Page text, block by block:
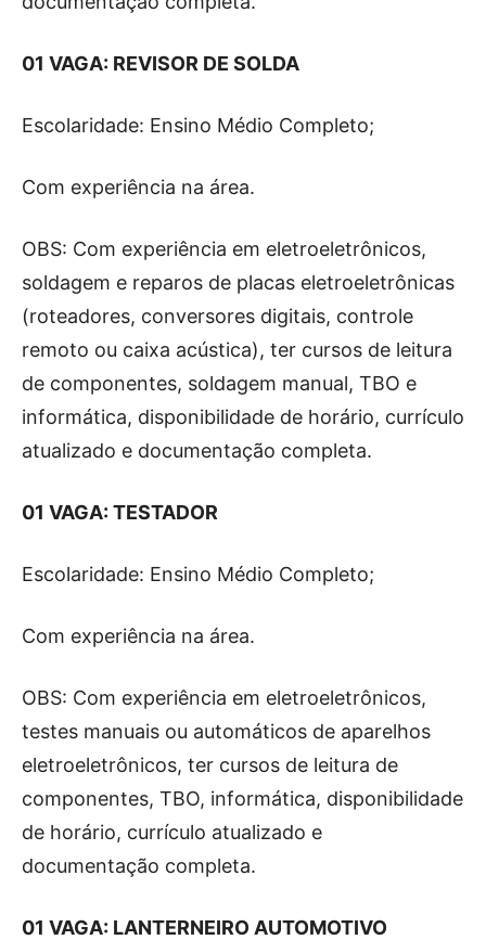
01 VAGA: REVISOR DE SOLDA
Escolaridade: Ensino Médio Completo;
Com experiência na área.
OBS: Com experiência em eletroeletrônicos,
soldagem e reparos de placas eletroeletrônicas
(roteadores, conversores digitais, controle
remoto ou caixa acústica), ter cursos de leitura
de componentes, soldagem manual, TBO e
informática, disponibilidade de horário, currículo
atualizado e documentação completa.
01 VAGA: TESTADOR
Escolaridade: Ensino Médio Completo;
Com experiência na área.
OBS: Com experiência em eletroeletrônicos,
testes manuais ou automáticos de aparelhos
eletroeletrônicos, ter cursos de leitura de
componentes, TBO, informática, disponibilidade
de horário, currículo atualizado e
documentação completa.
01 VAGA: LANTERNEIRO AUTOMOTIVO